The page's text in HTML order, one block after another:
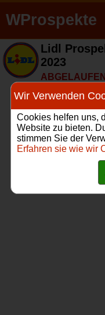
WProspekte
Lidl
2023
ABGELAUFEN
Wir Verwenden
Cookies helfen uns,
Website zu bieten.
stimmen Sie der
Erfahren sie wie wir